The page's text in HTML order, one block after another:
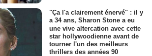
"Ça l'a clairement énervé" : il y
a 34 ans, Sharon Stone a eu
une vive altercation avec cette
star hollywoodienne avant de
tourner l'un des meilleurs
thrillers des années 90